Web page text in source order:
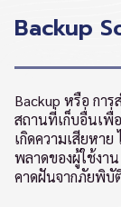
Backup
Backup หรือ การ
สถานที่เก็บอื่นเพื่
เกิดความเสียหาย
พลาดของผู้ใช้งา
คาดฝันจากภัยพิบั